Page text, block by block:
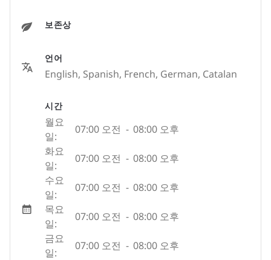
보존상
언어
English, Spanish, French, German, Catalan
시간
월요
일:
07:00 오전 - 08:00 오후
화요
일:
07:00 오전 - 08:00 오후
수요
일:
07:00 오전 - 08:00 오후
목요
일:
07:00 오전 - 08:00 오후
금요
일:
07:00 오전 - 08:00 오후